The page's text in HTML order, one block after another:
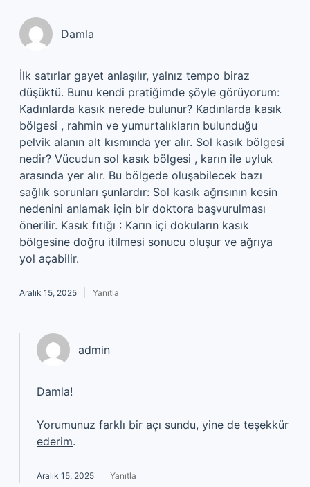
Damla
İlk satırlar gayet anlaşılır, yalnız tempo biraz
düşüktü. Bunu kendi pratiğimde şöyle görüyorum:
Kadınlarda kasık nerede bulunur? Kadınlarda kasık
bölgesi , rahmin ve yumurtalıkların bulunduğu
pelvik alanın alt kısmında yer alır. Sol kasık bölgesi
nedir? Vücudun sol kasık bölgesi , karın ile uyluk
arasında yer alır. Bu bölgede oluşabilecek bazı
sağlık sorunları şunlardır: Sol kasık ağrısının kesin
nedenini anlamak için bir doktora başvurulması
önerilir. Kasık fıtığı : Karın içi dokuların kasık
bölgesine doğru itilmesi sonucu oluşur ve ağrıya
yol açabilir.
Aralık 15, 2025 Yanıtla
admin
Damla!
Yorumunuz farklı bir açı sundu, yine de teşekkür
ederim.
Aralık 15, 2025 Yanıtla